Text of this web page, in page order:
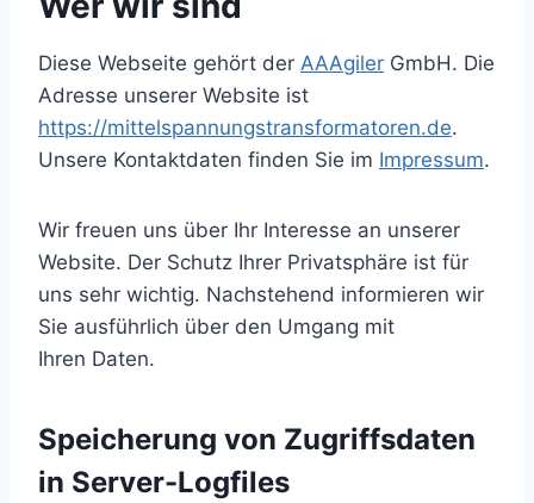
Diese Webseite gehört der AAAgiler GmbH. Die
Adresse unserer Website ist
https://mittelspannungstransformatoren.de.
Unsere Kontaktdaten finden Sie im Impressum.
Wir freuen uns über Ihr Interesse an unserer
Website. Der Schutz Ihrer Privatsphäre ist für
uns sehr wichtig. Nachstehend informieren wir
Sie ausführlich über den Umgang mit
Ihren Daten.
Speicherung von Zugriffsdaten
in Server-Logfiles